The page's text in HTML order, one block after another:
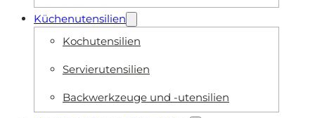
Küchenutensilien
Kochutensilien
Servierutensilien
Backwerkzeuge und -utensilien